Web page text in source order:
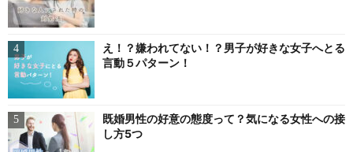
え！？嫌われてない！？男子が好きな女子へとる
言動５パターン！
既婚男性の好意の態度って？気になる女性への接
し方5つ